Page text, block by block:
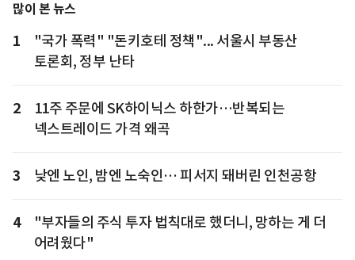
많이 본 뉴스
1
"국가 폭력" "돈키호테 정책"... 서울시 부동산
토론회, 정부 난타
2
11주 주문에 SK하이닉스 하한가…반복되는
넥스트레이드 가격 왜곡
3 낮엔 노인, 밤엔 노숙인… 피서지 돼버린 인천공항
4
"부자들의 주식 투자 법칙대로 했더니, 망하는 게 더
어려웠다"